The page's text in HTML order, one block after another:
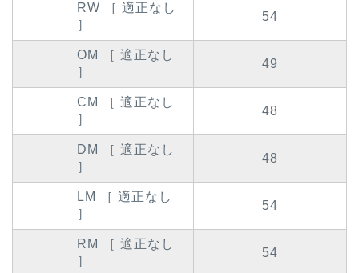
RW ［ 適正なし
］
54
OM ［ 適正なし
］
49
CM ［ 適正なし
］
48
DM ［ 適正なし
］
48
LM ［ 適正なし
］
54
RM ［ 適正なし
］
54